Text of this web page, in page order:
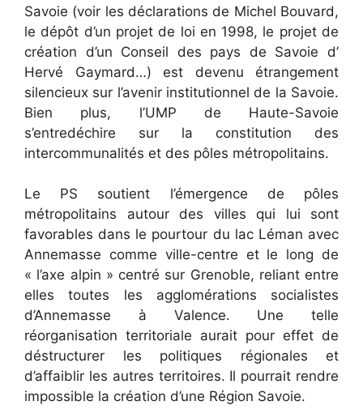
Savoie (voir les déclarations de Michel Bouvard,
le dépôt d’un projet de loi en 1998, le projet de
création d’un Conseil des pays de Savoie d’
Hervé Gaymard…) est devenu étrangement
silencieux sur l’avenir institutionnel de la Savoie.
Bien plus, l’UMP de Haute-Savoie
s’entredéchire sur la constitution des
intercommunalités et des pôles métropolitains.
Le PS soutient l’émergence de pôles
métropolitains autour des villes qui lui sont
favorables dans le pourtour du lac Léman avec
Annemasse comme ville-centre et le long de
« l’axe alpin » centré sur Grenoble, reliant entre
elles toutes les agglomérations socialistes
d’Annemasse à Valence. Une telle
réorganisation territoriale aurait pour effet de
déstructurer les politiques régionales et
d’affaiblir les autres territoires. Il pourrait rendre
impossible la création d’une Région Savoie.